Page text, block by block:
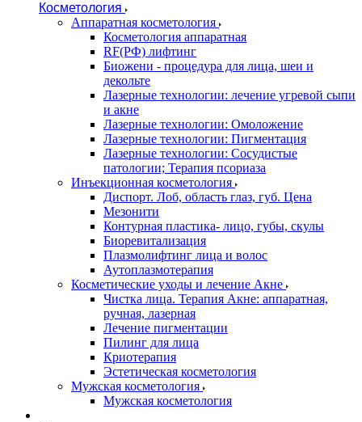
Косметология
Аппаратная косметология
Косметология аппаратная
RF(РФ) лифтинг
Биожени - процедура для лица, шеи и
декольте
Лазерные технологии: лечение угревой сыпи
и акне
Лазерные технологии: Омоложение
Лазерные технологии: Пигментация
Лазерные технологии: Сосудистые
патологии; Терапия псориаза
Инъекционная косметология
Диспорт. Лоб, область глаз, губ. Цена
Мезонити
Контурная пластика- лицо, губы, скулы
Биоревитализация
Плазмолифтинг лица и волос
Аутоплазмотерапия
Косметические уходы и лечение Акне
Чистка лица. Терапия Акне: аппаратная,
ручная, лазерная
Лечение пигментации
Пилинг для лица
Криотерапия
Эстетическая косметология
Мужская косметология
Мужская косметология